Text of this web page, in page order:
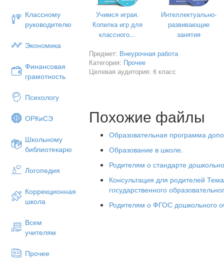
Классному
руководителю
Экономика
Финансовая
грамотность
Психологу
ОРКиСЭ
Школьному
библиотекарю
Логопедия
Коррекционная
школа
Всем
учителям
Прочее
Определение понятия
Права и обязанности
Структура образовательной
Этап 2. Практическое применение
Используя методику карточек-
применяя изученный закон.
Каковы права ученика в
Какие обязательства несет
Учимся играя.
Копилка игр для
классного...
Интеллектуально-
развивающие
занятия
Предмет: Внеурочная работа
Категория: Прочее
Целевая аудитория: 6 класс
Похожие файлы
Образовательная программа
Образование в школе.
Родителям о стандарте
Консультация для родителей
государственного
Родителям о ФГОС дошкольного